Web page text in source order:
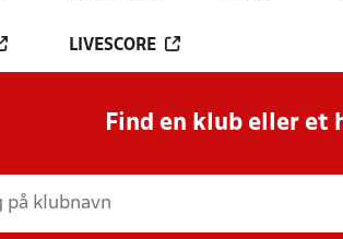
LIVESCORE
Find en klub eller et